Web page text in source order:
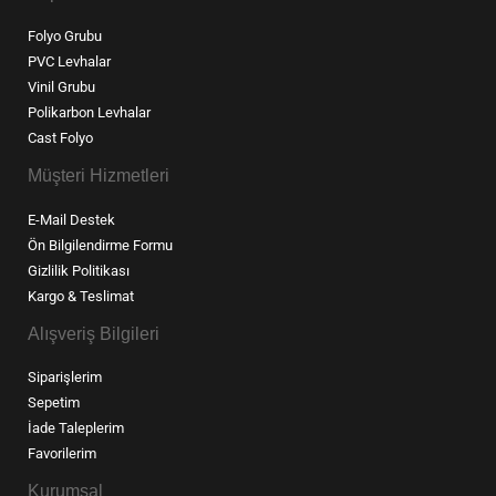
Folyo Grubu
PVC Levhalar
Vinil Grubu
Polikarbon Levhalar
Cast Folyo
Müşteri Hizmetleri
E-Mail Destek
Ön Bilgilendirme Formu
Gizlilik Politikası
Kargo & Teslimat
Alışveriş Bilgileri
Siparişlerim
Sepetim
İade Taleplerim
Favorilerim
Kurumsal